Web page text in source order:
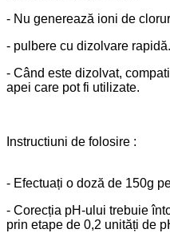
- Nu generează ioni de
- pulbere cu dizolvare rapidă.
- Când este dizolvat,
apei care pot fi utilizate.
Instructiuni de folosire :
- Efectuați o doză de 150g
- Corecția pH-ului trebuie
prin etape de 0,2 unități de